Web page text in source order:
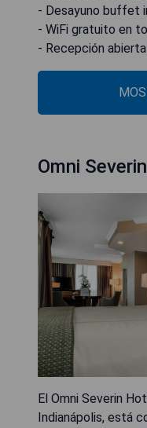
- Desayuno buffet
- WiFi gratuito en
- Recepción abierta
Omni
El Omni Severin
Indianápolis, está